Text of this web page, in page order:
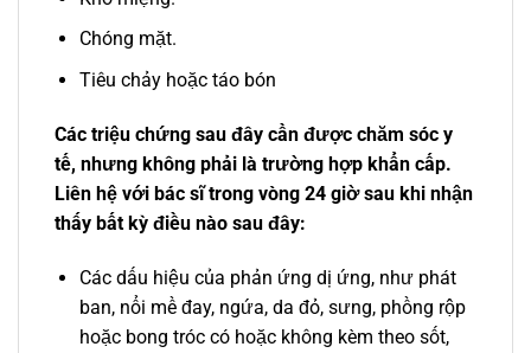
Chóng mặt.
Tiêu chảy hoặc táo bón
Các triệu chứng sau đây cần được chăm sóc y
tế, nhưng không phải là trường hợp khẩn cấp.
Liên hệ với bác sĩ trong vòng 24 giờ sau khi nhận
thấy bất kỳ điều nào sau đây:
Các dấu hiệu của phản ứng dị ứng, như phát
ban, nổi mề đay, ngứa, da đỏ, sưng, phồng rộp
hoặc bong tróc có hoặc không kèm theo sốt,